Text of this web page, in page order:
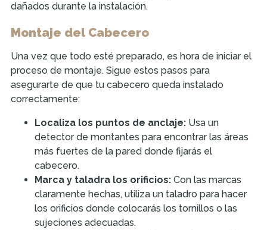
dañados durante la instalación.
Montaje del Cabecero
Una vez que todo esté preparado, es hora de iniciar el
proceso de montaje. Sigue estos pasos para
asegurarte de que tu cabecero queda instalado
correctamente:
Localiza los puntos de anclaje: Usa un
detector de montantes para encontrar las áreas
más fuertes de la pared donde fijarás el
cabecero.
Marca y taladra los orificios: Con las marcas
claramente hechas, utiliza un taladro para hacer
los orificios donde colocarás los tornillos o las
sujeciones adecuadas.